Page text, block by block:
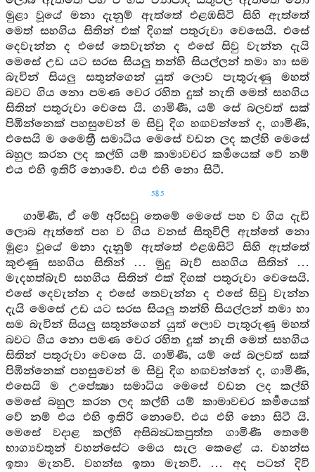
මුළා වූයේ මනා දැනුම් ඇත්තේ එළඹසිටි සිහි ඇත්තේ
මෙත් සහගිය සිතින් එක් දිගක් පතුරුවා වෙසෙයි. එසේ
දෙවැන්න ද එසේ තෙවැන්න ද එසේ සිවු වැන්න දැයි
මෙසේ උඩ යට සරස සියලු තන්හි සියල්ලන් තමා හා සම
බැවින් සියලු සතුන්ගෙන් යුත් ලොව පැතුරුණු මහත්
බවට ගිය නො පමණ වෙර රහිත දුක් නැති මෙත් සහගිය
සිතින් පතුරුවා වෙසෙ යි. ගාමිණී, යම් සේ බලවත් සක්
පිඹින්නෙක් පහසුවෙන් ම සිවු දිග හඟවන්නේ ද, ගාමිණී,
එසෙයි ම මෛත්‍රී සමාධිය මෙසේ වඩන ලද කල්හි මෙසේ
බහුල කරන ලද කල්හි යම් කාමාවචර කර්‍මයෙක් වේ නම්
එය එහි ඉතිරි නොවේ. එය එහි නො සිටී.
585
ගාමිණී, ඒ මේ අරිසවු තෙමේ මෙසේ පහ ව ගිය දැඩි
ලොබ ඇත්තේ පහ ව ගිය වනස් සිතුවිලි ඇත්තේ නො
මුළා වූයේ මනා දැනුම් ඇත්තේ එළඹසිටි සිහි ඇත්තේ
කුළුණු සහගිය සිතින් … මුදු බැව් සහගිය සිතින් …
මැදහත්බැව් සහගිය සිතින් එක් දිගක් පතුරුවා වෙසෙයි.
එසේ දෙවැන්න ද එසේ තෙවැන්න ද එසේ සිවු වැන්න
දැයි මෙසේ උඩ යට සරස සියලු තන්හි සියල්ලන් තමා හා
සම බැවින් සියලු සතුන්ගෙන් යුත් ලොව පැතුරුණු මහත්
බවට ගිය නො පමණ වෙර රහිත දුක් නැති මෙත් සහගිය
සිතින් පතුරුවා වෙසෙ යි. ගාමිණී, යම් සේ බලවත් සක්
පිඹින්නෙක් පහසුවෙන් ම සිවු දිග හඟවන්නේ ද, ගාමිණී,
එසෙයි ම උපේක්‍ෂා සමාධිය මෙසේ වඩන ලද කල්හි
මෙසේ බහුල කරන ලද කල්හි යම් කාමාවචර කර්‍මයෙක්
වේ නම් එය එහි ඉතිරි නොවේ. එය එහි නො සිටී යි.
මෙසේ වදාළ කල්හි අසිබන්‍ධකපුත්ත ගාමිණී තෙමේ
භාග්‍යවතුන් වහන්සේට මෙය සැල කෙළේ ය. වහන්ස
ඉතා මැනවි. වහන්ස ඉතා මැනවි. … අද පටන් දිවි